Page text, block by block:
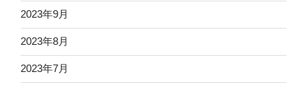
2023年9月
2023年8月
2023年7月